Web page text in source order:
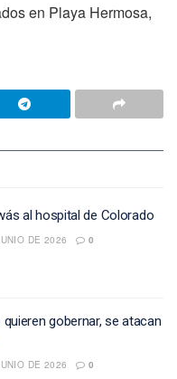
en Playa Hermosa,
al hospital de Colorado
DE 2026 0
gobernar, se atacan
DE 2026 0